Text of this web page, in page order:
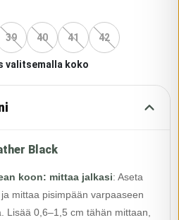
39 40 41 42
valitsemalla koko
Black
koon: mittaa jalkasi: Aseta
mittaa pisimpään varpaaseen
Lisää 0,6–1,5 cm tähän mittaan,